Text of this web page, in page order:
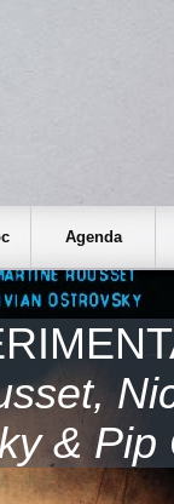
Agenda
& Pip